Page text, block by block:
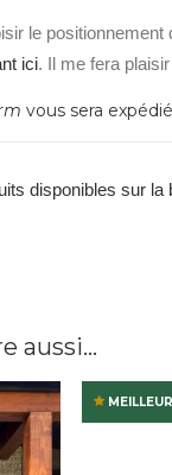
le
ici. Il me fera
vous sera
disponibles sur la
aussi…